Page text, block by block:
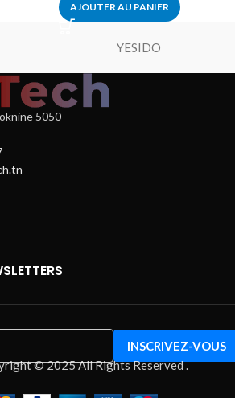
AJOUTER AU PANIER
YESIDO
5050
© 2025 All Rights Reserved.